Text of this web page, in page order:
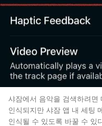
샤잠에서 음악을 검색하려면
인식되지만 샤잠 앱 내 세팅
인식될 수 있도록 바꿀 수 있